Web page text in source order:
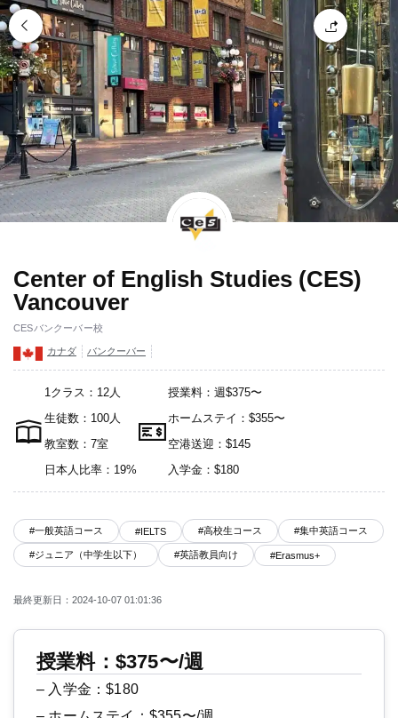
Center of English Studies (CES)
Vancouver
CESバンクーバー校
カナダ バンクーバー
1クラス：12人
生徒数：100人
教室数：7室
日本人比率：19%
授業料：週$375〜
ホームステイ：$355〜
空港送迎：$145
入学金：$180
#一般英語コース #IELTS #高校生コース #集中英語コース
#ジュニア（中学生以下） #英語教員向け #Erasmus+
最終更新日：2024-10-07 01:01:36
授業料：$375〜/週
– 入学金：$180